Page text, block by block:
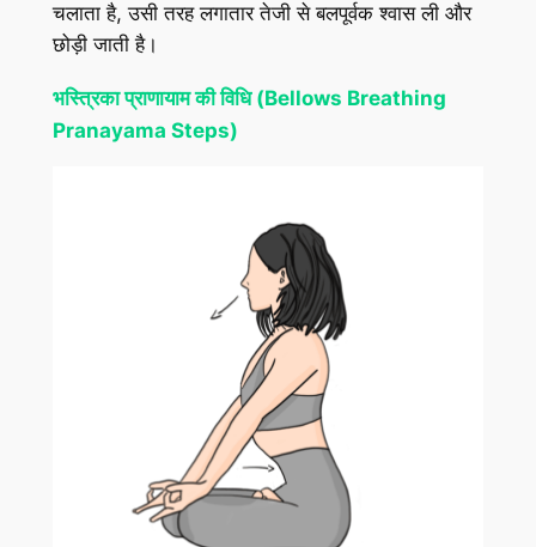
चलाता है, उसी तरह लगातार तेजी से बलपूर्वक श्वास ली और
छोड़ी जाती है।
भस्त्रिका प्राणायाम की विधि (Bellows Breathing
Pranayama Steps)